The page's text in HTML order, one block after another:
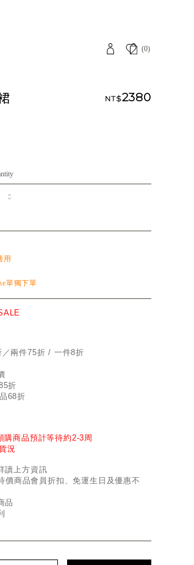
(0)
NT$2380
用
單獨下單
／兩件75折 / 一件8折
折
68折
商品預計等待約2-3周
況
讀上方資訊
商品會員折扣、免運生日及優惠不
品